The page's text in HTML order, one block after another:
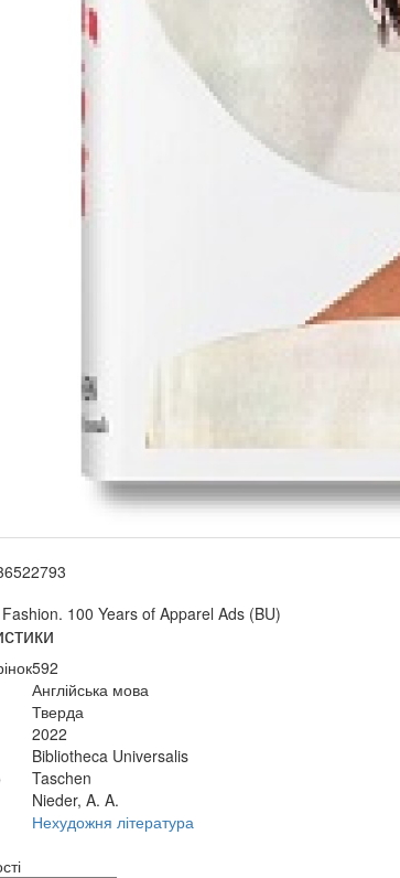
100 Years of Apparel Ads (BU)
592
Англійська мова
Тверда
2022
Bibliotheca Universalis
Taschen
Nieder, A. A.
Нехудожня література